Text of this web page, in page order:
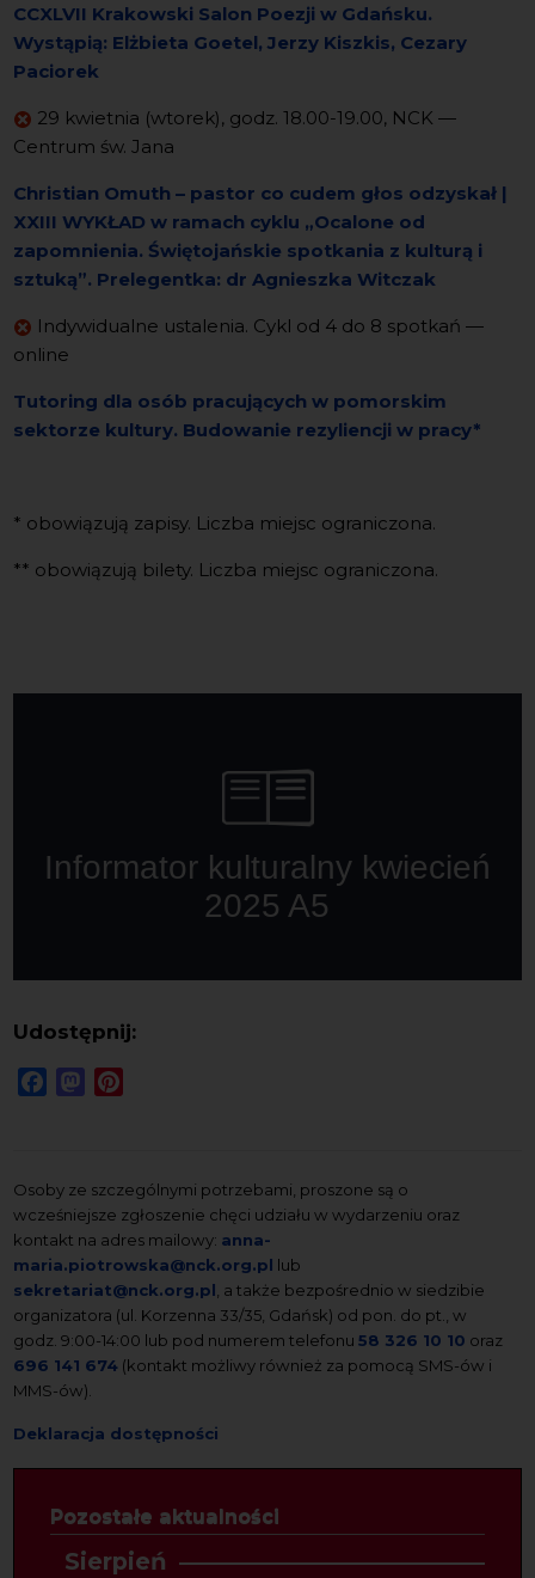
CCXLVII Krakowski Salon Poezji w Gdańsku.
Wystąpią: Elżbieta Goetel, Jerzy Kiszkis, Cezary
Paciorek
29 kwietnia (wtorek), godz. 18.00-19.00, NCK —
Centrum św. Jana
Christian Omuth – pastor co cudem głos odzyskał |
XXIII WYKŁAD w ramach cyklu „Ocalone od
zapomnienia. Świętojańskie spotkania z kulturą i
sztuką”. Prelegentka: dr Agnieszka Witczak
Indywidualne ustalenia. Cykl od 4 do 8 spotkań —
online
Tutoring dla osób pracujących w pomorskim
sektorze kultury. Budowanie rezyliencji w pracy*
* obowiązują zapisy. Liczba miejsc ograniczona.
** obowiązują bilety. Liczba miejsc ograniczona.
Udostępnij:
FacebookMastodon
Osoby ze szczególnymi potrzebami, proszone są o
wcześniejsze zgłoszenie chęci udziału w wydarzeniu oraz
kontakt na adres mailowy: anna-
maria.piotrowska@nck.org.pl lub
sekretariat@nck.org.pl , a także bezpośrednio w siedzibie
organizatora (ul. Korzenna 33/35, Gdańsk) od pon. do pt., w
godz. 9:00-14:00 lub pod numerem telefonu58 326 10 10 oraz
696 141 674 (kontakt możliwy również za pomocą SMS-ów i
MMS-ów).
Deklaracja dostępności
Pozostałe aktualności
Sierpień